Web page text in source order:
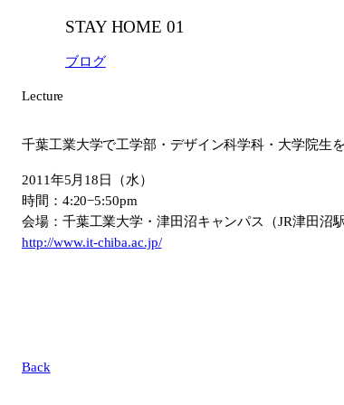
STAY HOME 01
ブログ
Lecture
千葉工業大学で工学部・デザイン科学科・大学院生
2011年5月18日（水）
時間：4:20−5:50pm
会場：千葉工業大学・津田沼キャンパス（JR津田沼
http://www.it-chiba.ac.jp/
Back